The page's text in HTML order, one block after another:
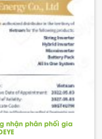
nhận phân phối gia